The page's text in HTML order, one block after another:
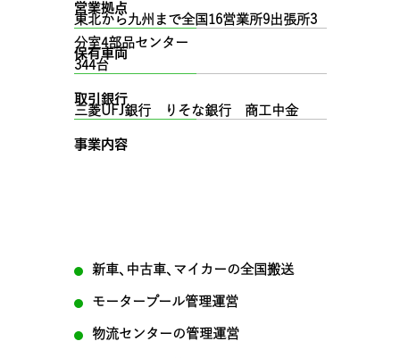
営業拠点
東北から九州まで全国16営業所9出張所3
分室4部品センター
保有車両
344台
取引銀行
三菱UFJ銀行 りそな銀行 商工中金
事業内容
新車､中古車､マイカーの全国搬送
モータープール管理運営
物流センターの管理運営